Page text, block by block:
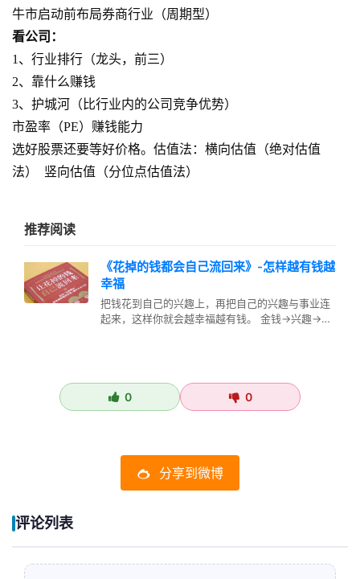
牛市启动前布局券商行业（周期型）
看公司：
1、行业排行（龙头，前三）
2、靠什么赚钱
3、护城河（比行业内的公司竞争优势）
市盈率（PE）赚钱能力
选好股票还要等好价格。估值法：横向估值（绝对估值
法） 竖向估值（分位点估值法）
推荐阅读
《花掉的钱都会自己流回来》-怎样越有钱越
幸福
把钱花到自己的兴趣上，再把自己的兴趣与事业连
起来，这样你就会越幸福越有钱。 金钱->兴趣->
0 0
分享到微博
评论列表